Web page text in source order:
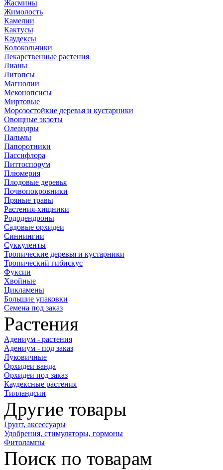
Жасмины
Жимолость
Камелии
Кактусы
Каудексы
Колокольчики
Лекарственные растения
Лианы
Литопсы
Магнолии
Меконопсисы
Миртовые
Морозостойкие деревья и кустарники
Овощные экзоты
Олеандры
Пальмы
Папоротники
Пассифлора
Питтоспорум
Плюмерия
Плодовые деревья
Почвопокровники
Пряные травы
Растения-хищники
Рододендроны
Садовые орхидеи
Синнингии
Суккуленты
Тропические деревья и кустарники
Тропический гибискус
Фуксии
Хвойные
Цикламены
Большие упаковки
Семена под заказ
Растения
Адениум - растения
Адениум - под заказ
Луковичные
Орхидеи ванда
Орхидеи под заказ
Каудексные растения
Тилландсии
Другие товары
Грунт, аксессуары
Удобрения, стимуляторы, гормоны
Фитолампы
Поиск по товарам